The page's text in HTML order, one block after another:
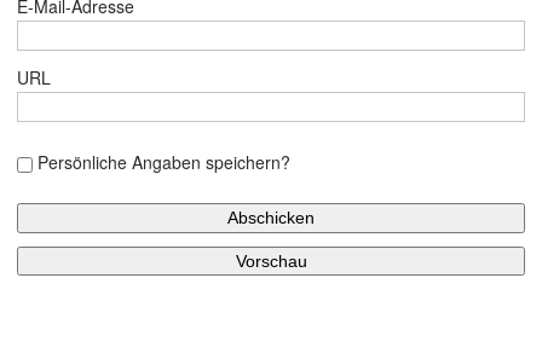
E-Mail-Adresse
URL
Persönliche Angaben speichern?